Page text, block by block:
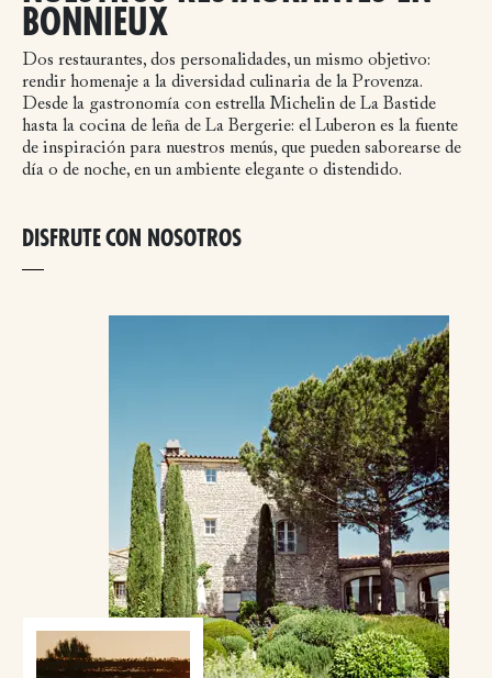
BONNIEUX
Dos restaurantes, dos personalidades, un mismo objetivo:
rendir homenaje a la diversidad culinaria de la Provenza.
Desde la gastronomía con estrella Michelin de La Bastide
hasta la cocina de leña de La Bergerie: el Luberon es la fuente
de inspiración para nuestros menús, que pueden saborearse de
día o de noche, en un ambiente elegante o distendido.
DISFRUTE CON NOSOTROS